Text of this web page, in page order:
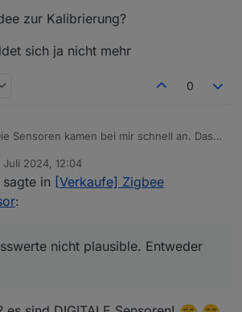
zur Kalibrierung?
sich ja nicht mehr
0
Sensoren kamen bei mir schnell an. Das
problemlos.
sind die Messwerte nicht plausible.
0% oder 100%
jemand eine Idee zur Kalibrierung?
Juli 2024, 12:04
von
sagte in [Verkaufe] Zigbee
:
nicht plausible. Entweder